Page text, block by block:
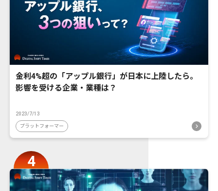
金利4%超の「アップル銀行」が日本に上陸したら。
影響を受ける企業・業種は？
2023/7/13
プラットフォーマー